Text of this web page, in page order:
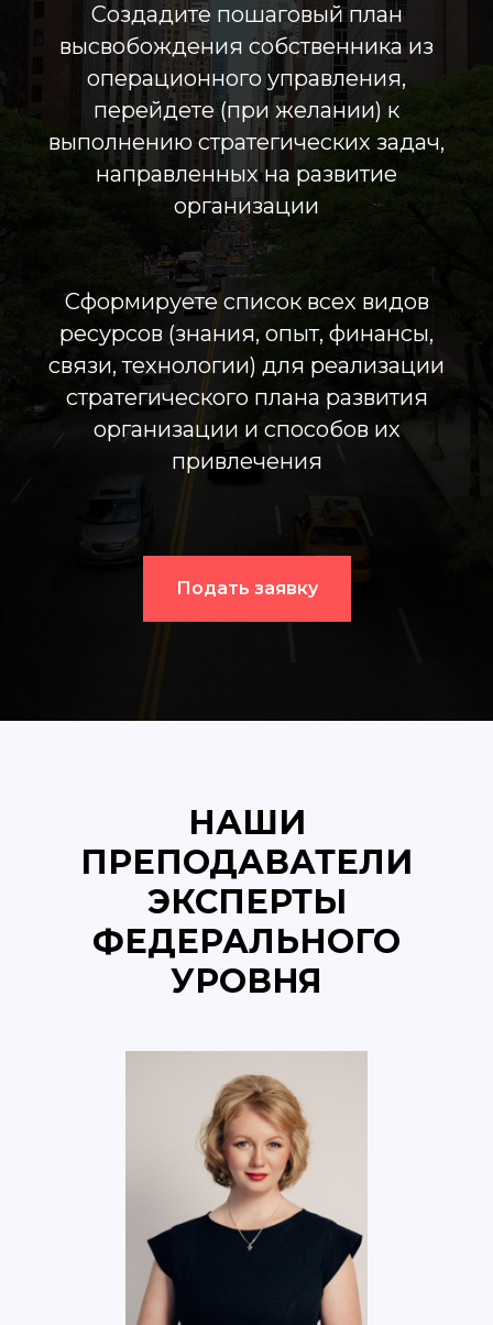
Создадите пошаговый план
высвобождения собственника из
операционного управления,
перейдете (при желании) к
выполнению стратегических задач,
направленных на развитие
организации
Сформируете список всех видов
ресурсов (знания, опыт, финансы,
связи, технологии) для реализации
стратегического плана развития
организации и способов их
привлечения
Подать заявку
НАШИ
ПРЕПОДАВАТЕЛИ
ЭКСПЕРТЫ
ФЕДЕРАЛЬНОГО
УРОВНЯ